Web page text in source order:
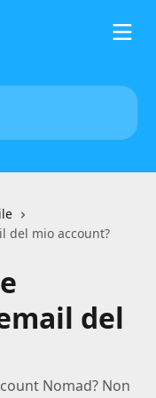
del mio account?
del
Nomad? Non